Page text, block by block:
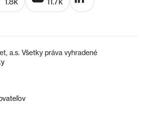
a.s. Všetky práva vyhradené